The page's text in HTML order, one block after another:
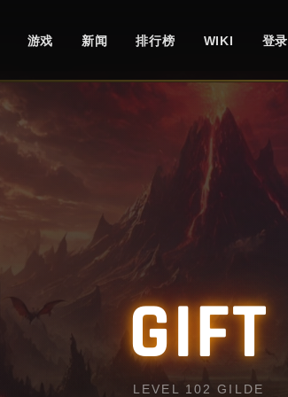
游戏 新闻 排行榜 WIKI 登录
GIFT
LEVEL 102 GILDE